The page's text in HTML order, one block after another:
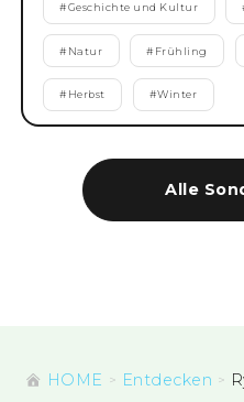
Alle
#Geschichte und Kultur
# Natur # Frühling
# Herbst #Winter
HOME Entdecken